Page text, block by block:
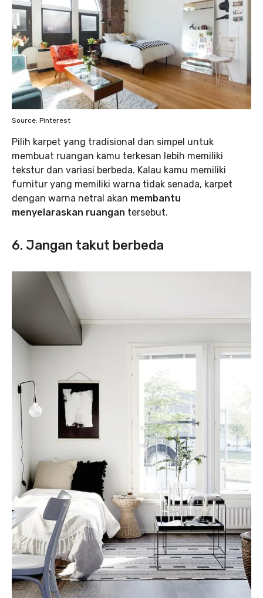
Source: Pinterest
Pilih karpet yang tradisional dan simpel untuk
membuat ruangan kamu terkesan lebih memiliki
tekstur dan variasi berbeda. Kalau kamu memiliki
furnitur yang memiliki warna tidak senada, karpet
dengan warna netral akan membantu
menyelaraskan ruangan tersebut.
6. Jangan takut berbeda